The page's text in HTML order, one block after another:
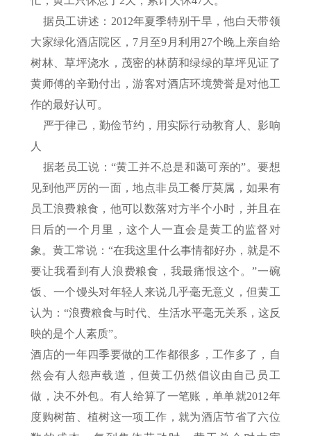
据员工讲述：2012年夏季特别干旱，他白天带领
大家绿化酒店院区，7月至9月利用27个晚上亲自给
树林、草坪浇水，茂密的林荫和绿绿的草坪见证了
黄师傅的辛勤付出，游客对酒店环境赞誉是对他工
作的最好认可。
严于律己，勤俭节约，用实际行动教育人、影响
人
据老员工说：“黄工并不总是和蔼可亲的”。要想
见到他严厉的一面，地点非员工餐厅莫属，如果有
员工浪费粮食，他可以数落对方半个小时，并且在
日后的一个月里，这个人一直会是黄工的监督对
象。黄工常说：“在我这里什么事情都好办，就是不
要让我看到有人浪费粮食，我最痛恨这个。”一碗
饭、一个馒头对年轻人来说几乎毫无意义，但黄工
认为：“浪费粮食与时代、生活水平毫无关系，这反
映的是个人素质”。
酒店的一年四季要做的工作都很多，工作多了，自
然会有人怨声载道，但黄工仍然倡议由自己员工
做，决不外包。有人给算了一笔账，单单就2012年
度购树苗、植树这一项工作，就为酒店节省了六位